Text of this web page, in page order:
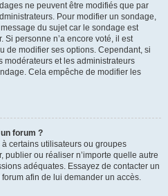
ne peuvent être modifiés que par
Pour modifier un sondage,
du sujet car le sondage est
personne n’a encore voté, il est
de modifier ses options. Cependant, si
modérateurs et les administrateurs
Cela empêche de modifier les
forum ?
certains utilisateurs ou groupes
publier ou réaliser n’importe quelle autre
adéquates. Essayez de contacter un
afin de lui demander un accès.